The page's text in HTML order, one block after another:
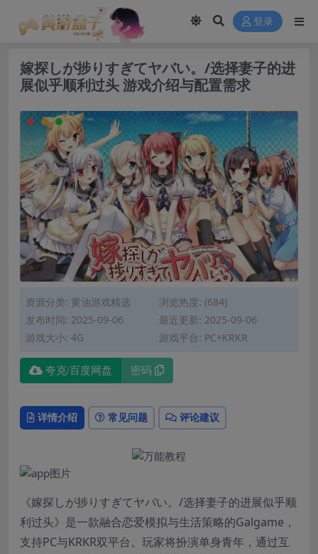
登录
嫁探しが捗りすぎてヤバい。/选择妻子的进
展似乎顺利过头 游戏介绍与配置需求
资源分类: 黄油游戏精选
浏览热度: (684)
发布时间: 2025-09-06
最近更新: 2025-09-06
游戏大小: 4G
游戏平台: PC+KRKR
夸克/百度网盘 密码
详情介绍 常见问题 评论建议
《嫁探しが捗りすぎてヤバい。/选择妻子的进展似乎顺
利过头》是一款融合恋爱模拟与生活策略的Galgame，
支持PC与KRKR双平台。玩家将扮演单身青年，通过互